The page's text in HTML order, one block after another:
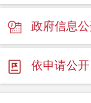
政府信息
依申请公开